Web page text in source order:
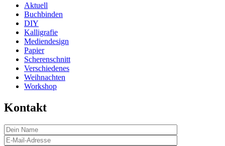
Aktuell
Buchbinden
DIY
Kalligrafie
Mediendesign
Papier
Scherenschnitt
Verschiedenes
Weihnachten
Workshop
Kontakt